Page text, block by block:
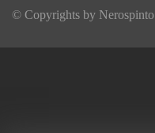
© Copyrights by Nerospinto